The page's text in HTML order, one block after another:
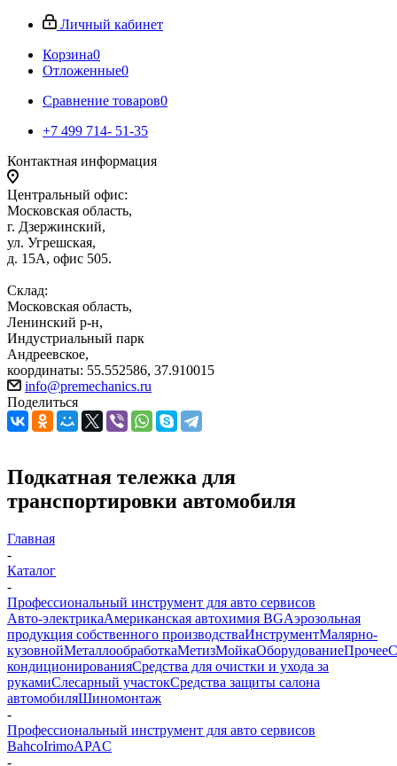
Личный кабинет
Корзина0
Отложенные0
Сравнение товаров0
+7 499 714- 51-35
Контактная информация
Центральный офис:
Московская область,
г. Дзержинский,
ул. Угрешская,
д. 15А, офис 505.
Склад:
Московская область,
Ленинский р-н,
Индустриальный парк
Андреевское,
координаты: 55.552586, 37.910015
info@premechanics.ru
Поделиться
Подкатная тележка для
транспортировки автомобиля
Главная
-
Каталог
-
Профессиональный инструмент для авто сервисов
Авто-электрикаАмериканская автохимия BGАэрозольная
продукция собственного производстваИнструментМалярно-
кузовнойМеталлообработкаМетизМойкаОборудованиеПрочее
кондиционированияСредства для очистки и ухода за
рукамиСлесарный участокСредства защиты салона
автомобиляШиномонтаж
-
Профессиональный инструмент для авто сервисов
BahcoIrimoAPAC
-